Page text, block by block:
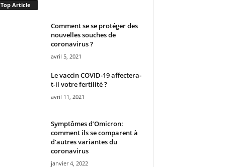
Top Article
Comment se se protéger des
nouvelles souches de
coronavirus ?
avril 5, 2021
Le vaccin COVID-19 affectera-
t-il votre fertilité ?
avril 11, 2021
Symptômes d’Omicron:
comment ils se comparent à
d’autres variantes du
coronavirus
janvier 4, 2022